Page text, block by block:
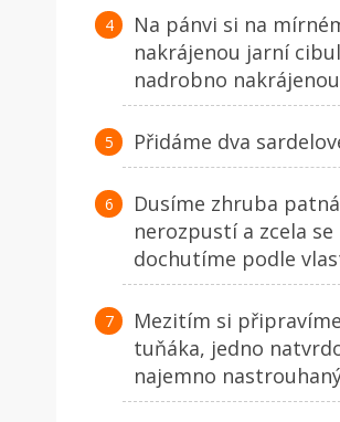
Na pánvi si na
nakrájenou jarní
nadrobno
Přidáme dva
Dusíme zhruba
nerozpustí a zcela
dochutíme podle
Mezitím si
tuňáka, jedno
najemno